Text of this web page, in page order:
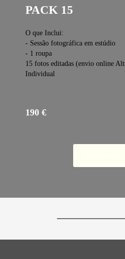
PACK 15
O que Inclui:
- Sessão fotográfica em estúdio
- 1 roupa
15 fotos editadas (envio online
Individual
190 €